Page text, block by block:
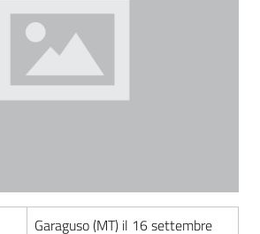
Garaguso (MT) il 16 settembre